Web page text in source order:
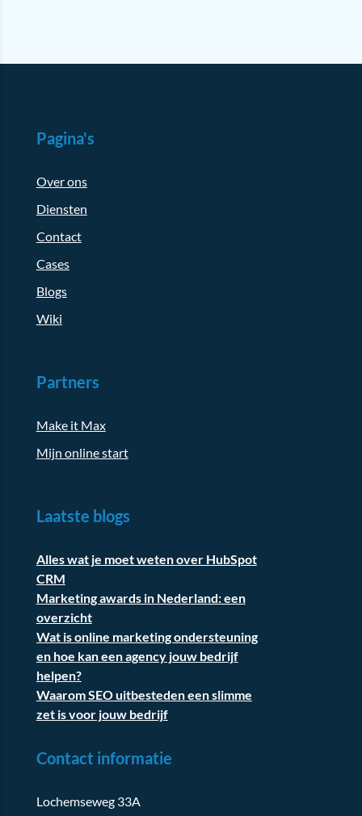
Pagina's
Over ons
Diensten
Contact
Cases
Blogs
Wiki
Partners
Make it Max
Mijn online start
Laatste blogs
Alles wat je moet weten over HubSpot
CRM
Marketing awards in Nederland: een
overzicht
Wat is online marketing ondersteuning
en hoe kan een agency jouw bedrijf
helpen?
Waarom SEO uitbesteden een slimme
zet is voor jouw bedrijf
Contact informatie
Lochemseweg 33A